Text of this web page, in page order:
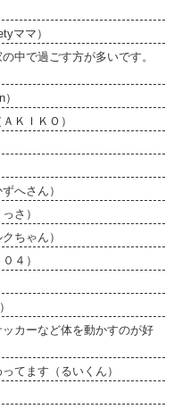
ママ）
中で過ごす方が多いです。
ＫＩＫＯ）
へさん）
さ）
ちゃん）
４）
カーなど体を動かすのが好
てます（るいくん）